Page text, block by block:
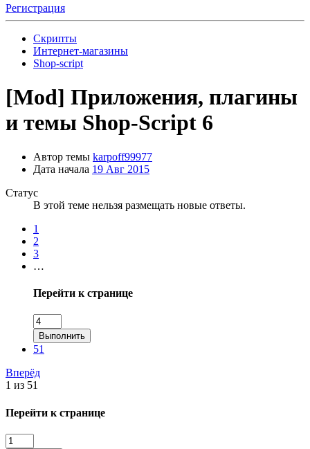
Регистрация
Скрипты
Интернет-магазины
Shop-script
[Mod] Приложения, плагины
и темы Shop-Script 6
Автор темы karpoff99977
Дата начала 19 Авг 2015
Статус
В этой теме нельзя размещать новые ответы.
1
2
3
…
Перейти к странице
Выполнить
51
Вперёд
1 из 51
Перейти к странице